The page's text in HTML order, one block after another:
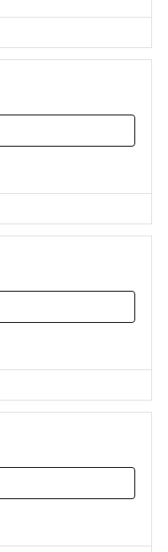
用于 5D 分析、设计仿
的价格